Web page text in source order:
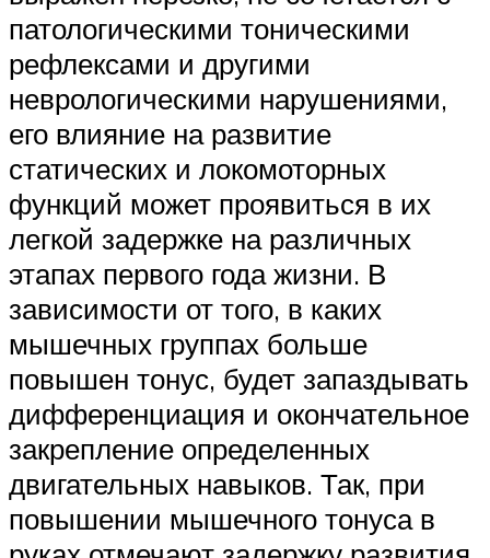
патологическими тоническими
рефлексами и другими
неврологическими нарушениями,
его влияние на развитие
статических и локомоторных
функций может проявиться в их
легкой задержке на различных
этапах первого года жизни. В
зависимости от того, в каких
мышечных группах больше
повышен тонус, будет запаздывать
дифференциация и окончательное
закрепление определенных
двигательных навыков. Так, при
повышении мышечного тонуса в